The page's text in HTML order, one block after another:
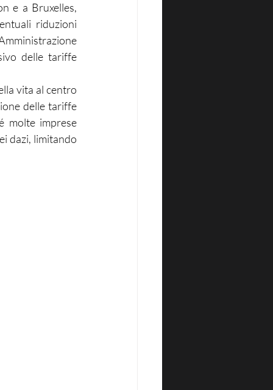
e a Bruxelles,
riduzioni
delle tariffe
vita al centro
delle tariffe
molte imprese
dazi, limitando